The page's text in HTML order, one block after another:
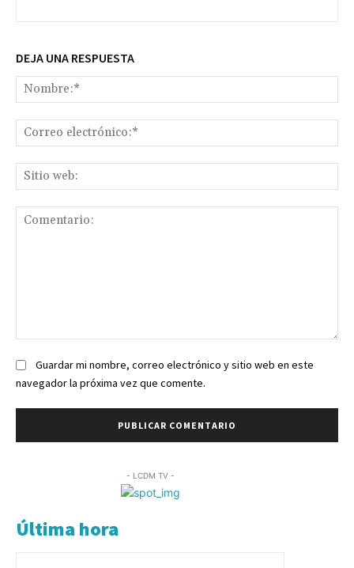
DEJA UNA RESPUESTA
Guardar mi nombre, correo electrónico y sitio web en este
navegador la próxima vez que comente.
- LCDM TV -
Última hora